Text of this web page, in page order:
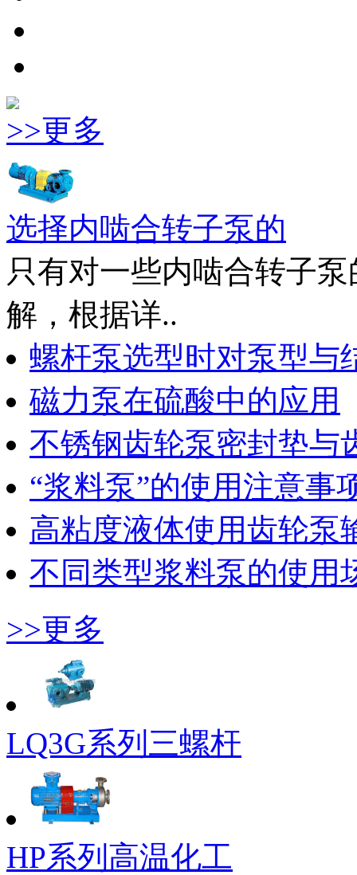
>>更多
选择内啮合转子泵的
只有对一些内啮合转子
解，根据详..
螺杆泵选型时对泵型与
磁力泵在硫酸中的应用
不锈钢齿轮泵密封垫与
“浆料泵”的使用注意事
高粘度液体使用齿轮泵
不同类型浆料泵的使用
>>更多
LQ3G系列三螺杆
HP系列高温化工